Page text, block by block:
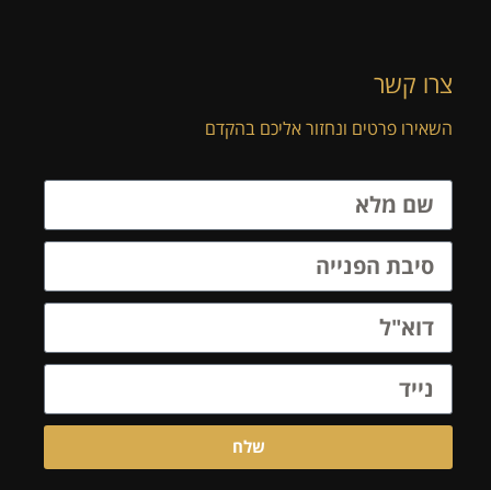
צרו קשר
השאירו פרטים ונחזור אליכם בהקדם
שלח